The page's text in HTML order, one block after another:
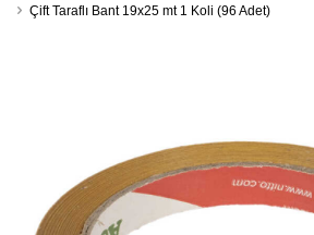
Çift Taraflı Bant 19x25 mt 1 Koli (96 Adet)